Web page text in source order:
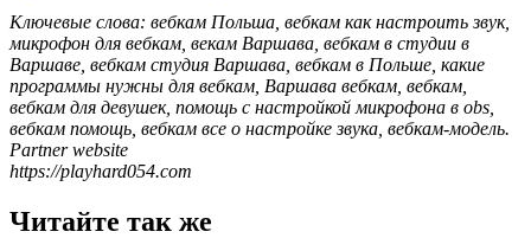
Ключевые слова: вебкам Польша, вебкам как настроить звук,
микрофон для вебкам, векам Варшава, вебкам в студии в
Варшаве, вебкам студия Варшава, вебкам в Польше, какие
программы нужны для вебкам, Варшава вебкам, вебкам,
вебкам для девушек, помощь с настройкой микрофона в obs,
вебкам помощь, вебкам все о настройке звука, вебкам-модель.
Partner website
https://playhard054.com
Читайте так же